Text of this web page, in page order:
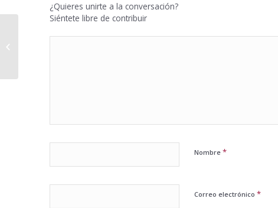
¿Quieres unirte a la conversación?
Siéntete libre de contribuir
Nombre *
Correo electrónico *